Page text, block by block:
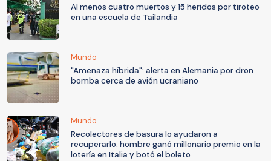
Al menos cuatro muertos y 15 heridos por tiroteo
en una escuela de Tailandia
Mundo
"Amenaza híbrida": alerta en Alemania por dron
bomba cerca de avión ucraniano
Mundo
Recolectores de basura lo ayudaron a
recuperarlo: hombre ganó millonario premio en la
lotería en Italia y botó el boleto